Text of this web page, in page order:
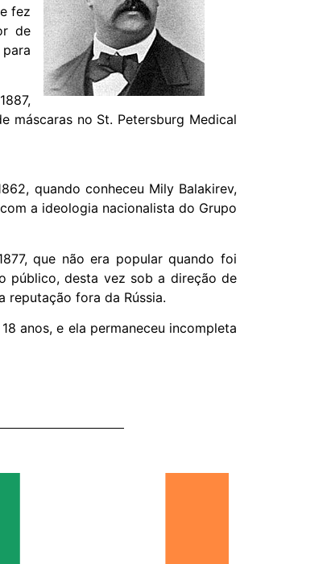
fez
de
máscaras no St. Petersburg Medical
quando conheceu Mily Balakirev,
a ideologia nacionalista do Grupo
que não era popular quando foi
público, desta vez sob a direção de
reputação fora da Rússia.
anos, e ela permaneceu incompleta